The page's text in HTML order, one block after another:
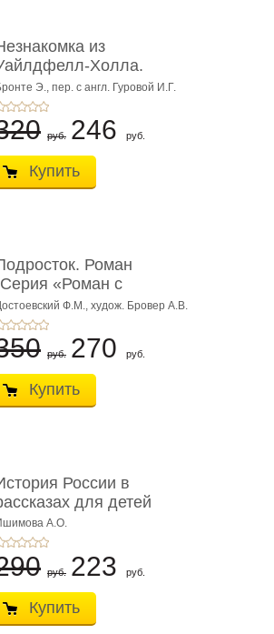
из
Холла.
(Серия «Р� ...
Э., пер. с англ. Гуровой И.Г.
руб. 246 руб.
Купить
Роман
«Роман с
Ф.М., худож. Бровер А.В.
руб. 270 руб.
Купить
России в
для детей
А.О.
руб. 223 руб.
Купить